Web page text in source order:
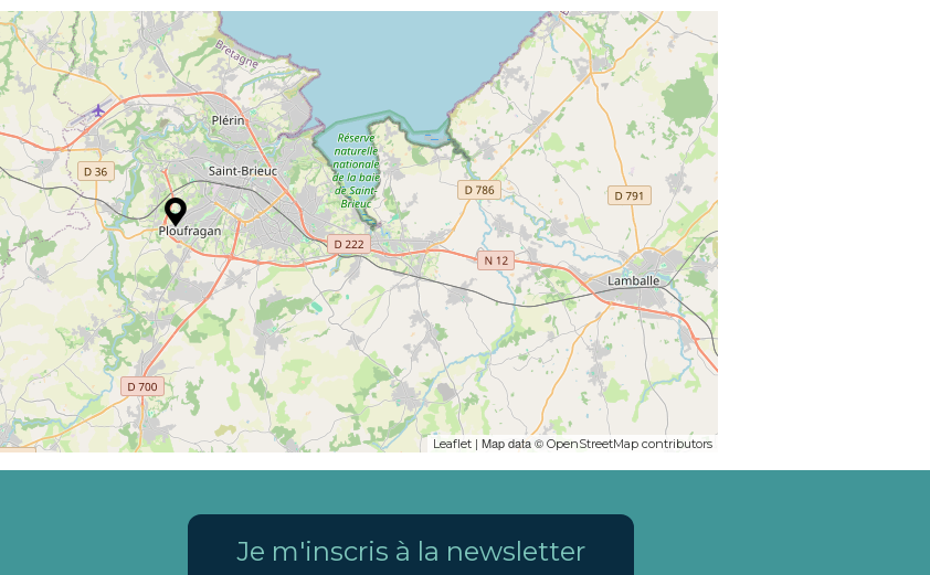
Leaflet | Map data © OpenStreetMap contributors
Je m'inscris à la newsletter